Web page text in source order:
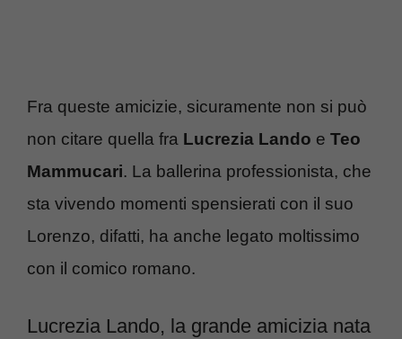
Fra queste amicizie, sicuramente non si può
non citare quella fra Lucrezia Lando e Teo
Mammucari. La ballerina professionista, che
sta vivendo momenti spensierati con il suo
Lorenzo, difatti, ha anche legato moltissimo
con il comico romano.
Lucrezia Lando, la grande amicizia nata